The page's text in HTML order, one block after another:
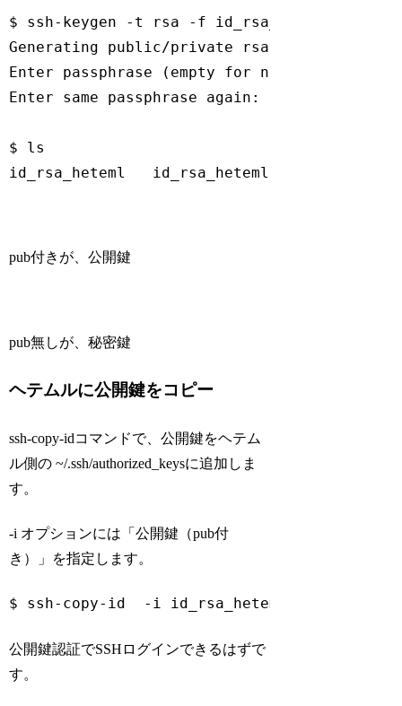
$ ssh-keygen -t rsa -f id_rsa_heteml
Generating public/private rsa key pair.
Enter passphrase (empty for no
Enter same passphrase again:
$ ls
id_rsa_heteml   id_rsa_heteml.pub
pub付きが、公開鍵
pub無しが、秘密鍵
ヘテムルに公開鍵をコピー
ssh-copy-idコマンドで、公開鍵をヘテム
ル側の ~/.ssh/authorized_keysに追加しま
す。
-i オプションには「公開鍵（pub付
き）」を指定します。
$ ssh-copy-id  -i id_rsa_heteml.pub  -p 2222
公開鍵認証でSSHログインできるはずで
す。